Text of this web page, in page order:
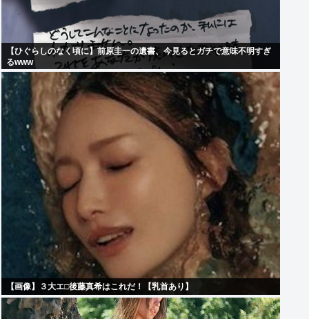
【ひぐらしのなく頃に】前原圭一の遺書、今見るとガチで意味不明すぎ
るwww
【画像】３大エ□後藤真希はこれだ！【乳首あり】